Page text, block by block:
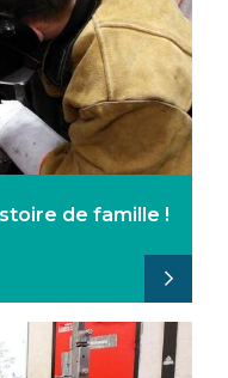
de famille !